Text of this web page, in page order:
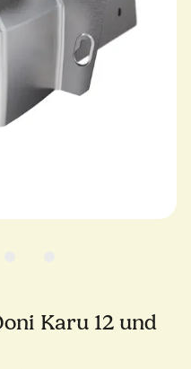
Karu 12 und